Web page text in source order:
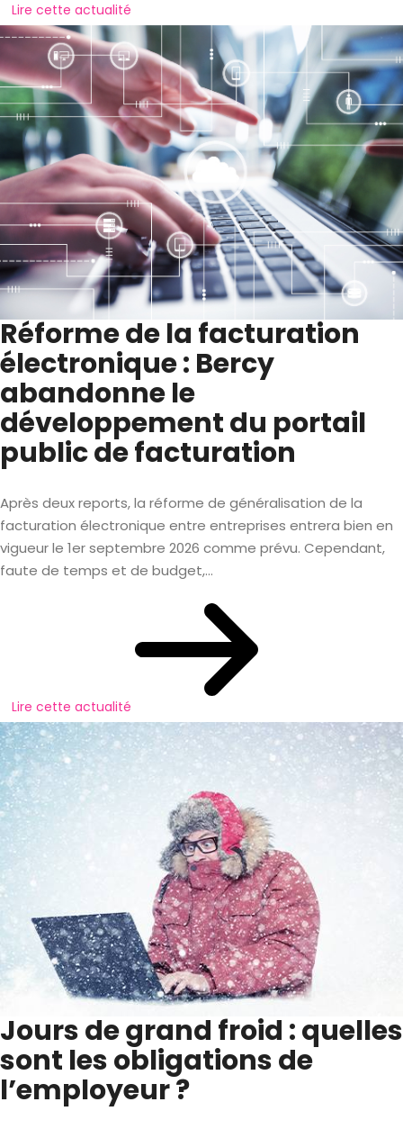
Lire cette actualité
Réforme de la facturation
électronique : Bercy
abandonne le
développement du portail
public de facturation
Après deux reports, la réforme de généralisation de la
facturation électronique entre entreprises entrera bien en
vigueur le 1er septembre 2026 comme prévu. Cependant,
faute de temps et de budget,...
Lire cette actualité
Jours de grand froid : quelles
sont les obligations de
l’employeur ?